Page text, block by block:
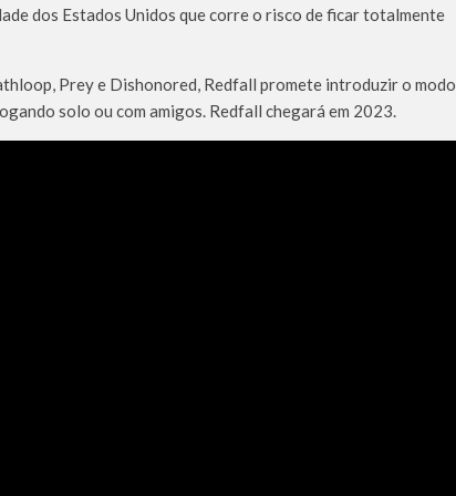
dos Estados Unidos que corre o risco de ficar totalmente
Prey e Dishonored, Redfall promete introduzir o modo
solo ou com amigos. Redfall chegará em 2023.